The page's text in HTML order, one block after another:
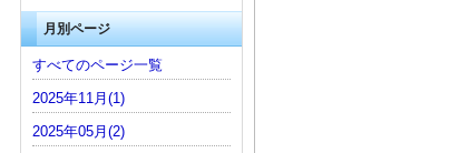
月別ページ
すべてのページ一覧
2025年11月(1)
2025年05月(2)